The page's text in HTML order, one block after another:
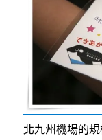
北九州機場的